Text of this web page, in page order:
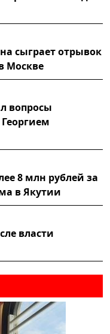
сыграет отрывок
Москве
вопросы
8 млн рублей за
в Якутии
власти